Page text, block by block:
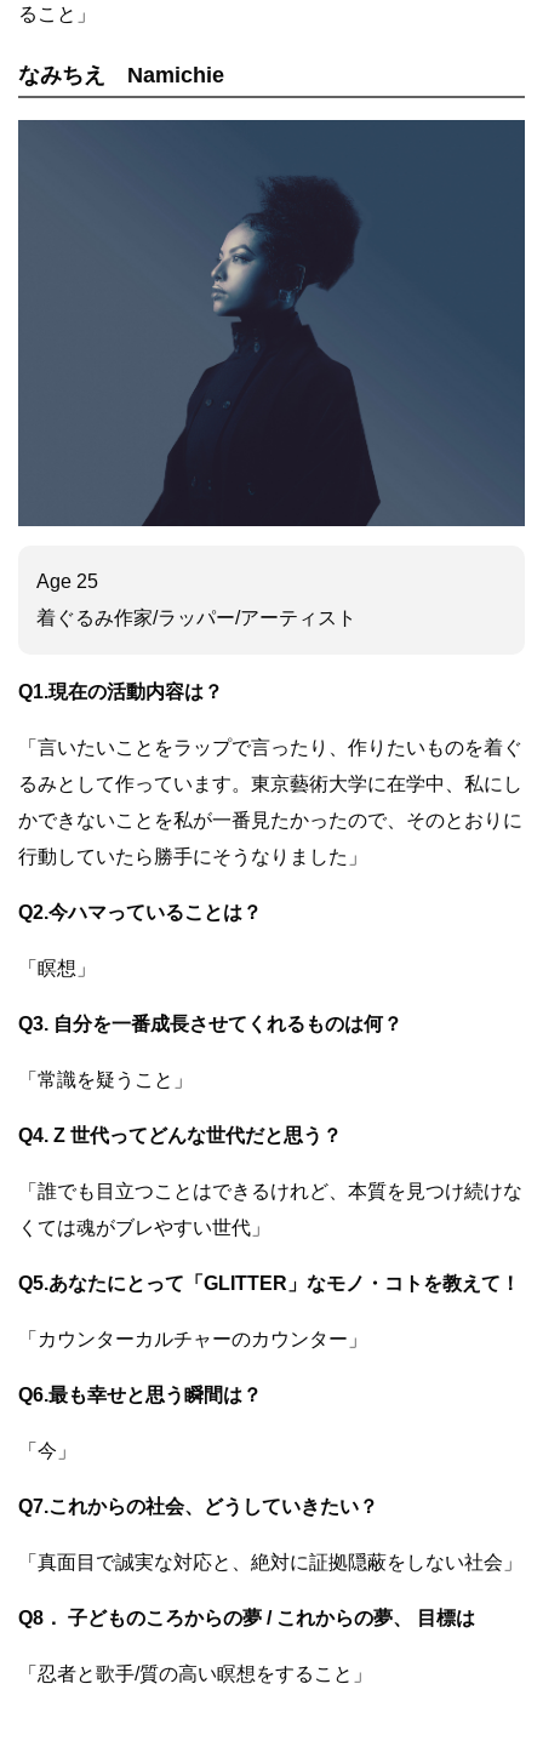
ること」
なみちえ Namichie
Age 25
着ぐるみ作家/ラッパー/アーティスト
Q1.現在の活動内容は？
「 言いたいことをラップで言ったり、作りたいものを着ぐ
るみとして作っています。東京藝術大学に在学中、私にし
かできないことを私が一番見たかったので、そのとおりに
行動 していたら勝手にそうなりました」
Q2.今ハマっていることは？
「瞑想」
Q3. 自分を一番成長させてくれるものは何？
「常識を疑うこと」
Q4. Z 世代ってどんな世代だと思う？
「 誰でも目立つことはできるけれど、本質を見つけ続けな
くては魂がブレやすい世代」
Q5.あなたにとって「GLITTER」なモノ・コトを教えて！
「カ ウンターカルチャーのカウンター」
Q6.最も幸せと思う瞬間は？
「今」
Q7.これからの社会、どうしていきたい？
「 真面目で誠実な対応と、 絶対に証拠隠蔽をしない社会」
Q8． 子どものころからの夢 / これからの夢、 目標は
「 忍者と歌手/質の高い瞑想をすること」